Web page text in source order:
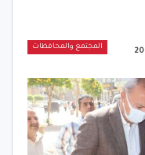
المجتمع والمحافظات